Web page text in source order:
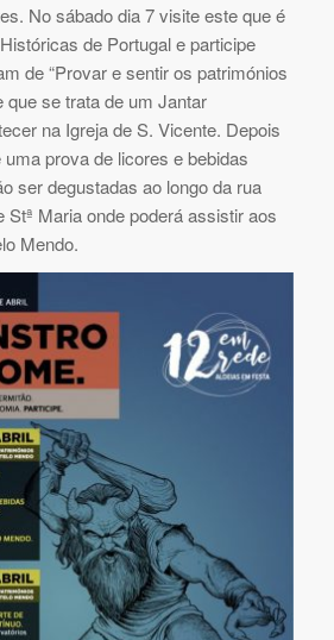
No sábado dia 7 visite este que é
de Portugal e participe
de “Provar e sentir os patrimónios
que se trata de um Jantar
na Igreja de S. Vicente. Depois
prova de licores e bebidas
ser degustadas ao longo da rua
Stª Maria onde poderá assistir aos
Mendo.